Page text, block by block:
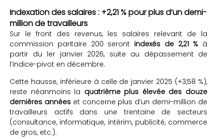
Indexation des salaires : +2,21 % pour plus d’un demi-
million de travailleurs
Sur le front des revenus, les salaires relevant de la
commission paritaire 200 seront indexés de 2,21 % à
partir du 1er janvier 2026, suite au dépassement de
l’indice-pivot en décembre.
Cette hausse, inférieure à celle de janvier 2025 (+3,58 %),
reste néanmoins la quatrième plus élevée des douze
dernières annéeset concerne plus d’un demi-million de
travailleurs actifs dans une trentaine de secteurs
(consultance, informatique, intérim, publicité, commerce
de gros, etc.).